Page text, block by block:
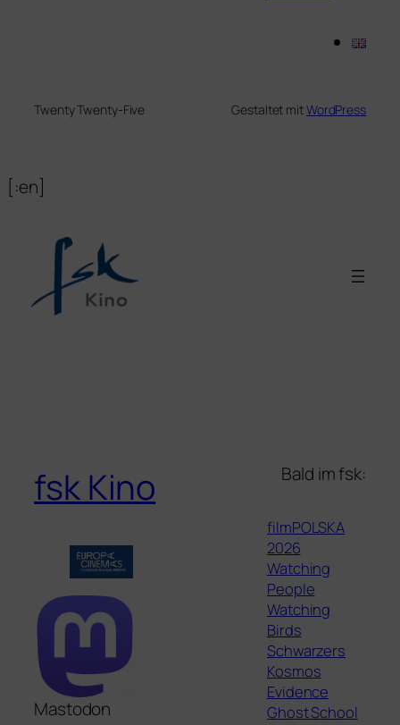
Twenty Twenty-Five Gestaltet mitWordPress
[:en]
fsk Kino
Mastodon
Bald im fsk:
filmPOLSKA
2026
Watching
People
Watching
Birds
Schwarzers
Kosmos
Evidence
Ghost School